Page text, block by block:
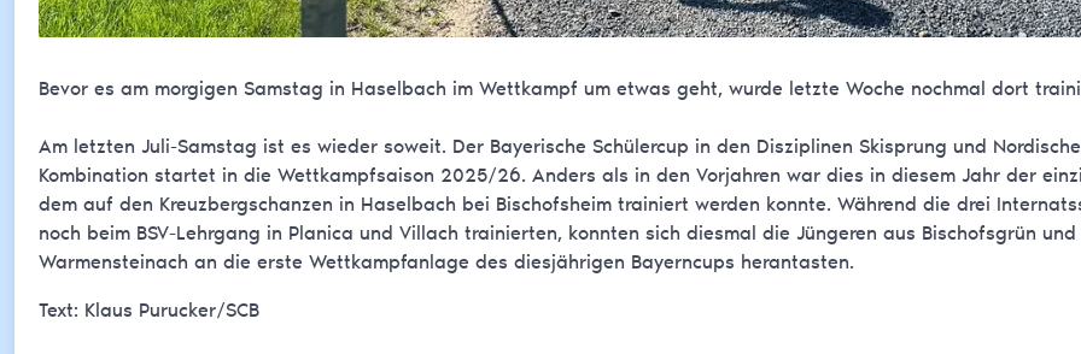
Bevor es am morgigen Samstag in Haselbach im Wettkampf um etwas geht, wurde letzte Woche nochmal dort
Am letzten Juli-Samstag ist es wieder soweit. Der Bayerische Schülercup in den Disziplinen Skisprung und Nordische
Kombination startet in die Wettkampfsaison 2025/26. Anders als in den Vorjahren war dies in diesem Jahr der
dem auf den Kreuzbergschanzen in Haselbach bei Bischofsheim trainiert werden konnte. Während die drei
noch beim BSV-Lehrgang in Planica und Villach trainierten, konnten sich diesmal die Jüngeren aus Bischofsgrün und
Warmensteinach an die erste Wettkampfanlage des diesjährigen Bayerncups herantasten.
Text: Klaus Purucker/SCB